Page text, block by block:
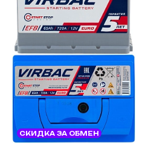
СКИДКА ЗА ОБМЕН